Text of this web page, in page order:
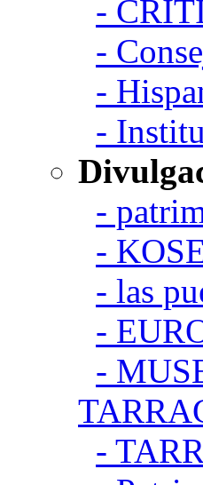
-
-
-
-
-
-
- las
-
-
-